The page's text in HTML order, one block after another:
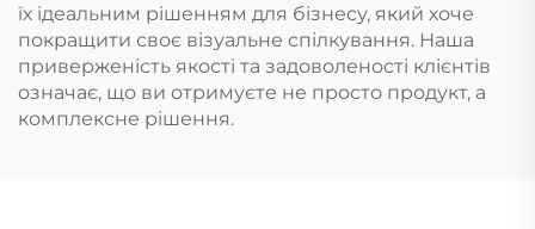
їх ідеальним рішенням для бізнесу, який хоче
покращити своє візуальне спілкування. Наша
приверженість якості та задоволеності клієнтів
означає, що ви отримуєте не просто продукт, а
комплексне рішення.